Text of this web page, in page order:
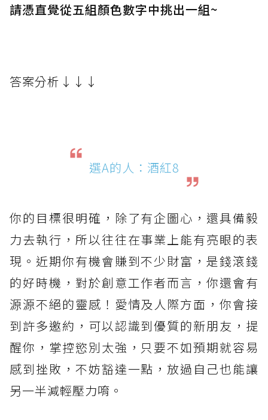
請憑直覺從五組顏色數字中挑出一組~
答案分析↓↓↓
選A的人：酒紅8
你的目標很明確，除了有企圖心，還具備毅
力去執行，所以往往在事業上能有亮眼的表
現。近期你有機會賺到不少財富，是錢滾錢
的好時機，對於創意工作者而言，你還會有
源源不絕的靈感！愛情及人際方面，你會接
到許多邀約，可以認識到優質的新朋友，提
醒你，掌控慾別太強，只要不如預期就容易
感到挫敗，不妨豁達一點，放過自己也能讓
另一半減輕壓力唷。